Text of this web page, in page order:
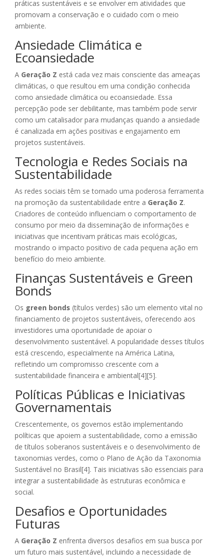
práticas sustentáveis e se envolver em atividades que
promovam a conservação e o cuidado com o meio
ambiente.
Ansiedade Climática e
Ecoansiedade
A Geração Z está cada vez mais consciente das ameaças
climáticas, o que resultou em uma condição conhecida
como ansiedade climática ou ecoansiedade. Essa
percepção pode ser debilitante, mas também pode servir
como um catalisador para mudanças quando a ansiedade
é canalizada em ações positivas e engajamento em
projetos sustentáveis.
Tecnologia e Redes Sociais na
Sustentabilidade
As redes sociais têm se tornado uma poderosa ferramenta
na promoção da sustentabilidade entre a Geração Z.
Criadores de conteúdo influenciam o comportamento de
consumo por meio da disseminação de informações e
iniciativas que incentivam práticas mais ecológicas,
mostrando o impacto positivo de cada pequena ação em
benefício do meio ambiente.
Finanças Sustentáveis e Green
Bonds
Os green bonds (títulos verdes) são um elemento vital no
financiamento de projetos sustentáveis, oferecendo aos
investidores uma oportunidade de apoiar o
desenvolvimento sustentável. A popularidade desses títulos
está crescendo, especialmente na América Latina,
refletindo um compromisso crescente com a
sustentabilidade financeira e ambiental[4][5].
Políticas Públicas e Iniciativas
Governamentais
Crescentemente, os governos estão implementando
políticas que apoiem a sustentabilidade, como a emissão
de títulos soberanos sustentáveis e o desenvolvimento de
taxonomias verdes, como o Plano de Ação da Taxonomia
Sustentável no Brasil[4]. Tais iniciativas são essenciais para
integrar a sustentabilidade às estruturas econômica e
social.
Desafios e Oportunidades
Futuras
A Geração Z enfrenta diversos desafios em sua busca por
um futuro mais sustentável, incluindo a necessidade de